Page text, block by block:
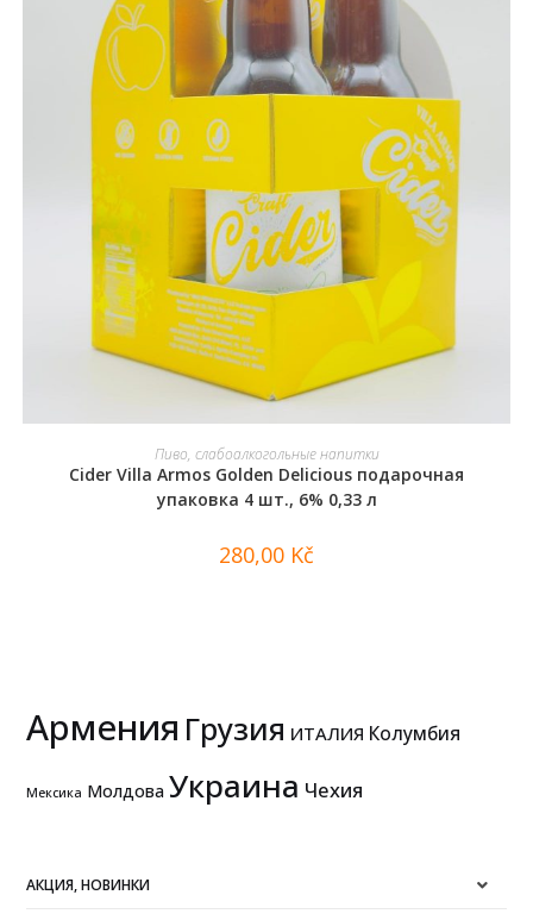
В КОРЗИНУ
Пиво, слабоалкогольные напитки
Cider Villa Armos Golden Delicious подарочная
упаковка 4 шт., 6% 0,33 л
280,00 Kč
Армения Грузия ИТАЛИЯ Колумбия
Мексика Молдова Украина Чехия
АКЦИЯ, НОВИНКИ